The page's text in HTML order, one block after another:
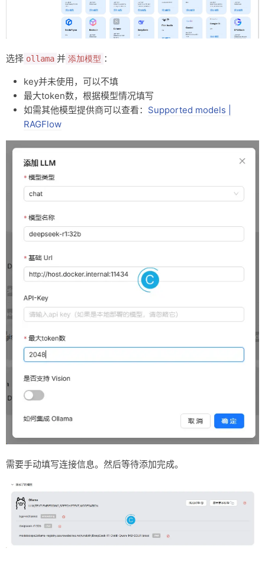
选择 ollama 并 添加模型 ：
key并未使用，可以不填
最大token数，根据模型情况填写
如需其他模型提供商可以查看： Supported models |
RAGFlow
需要手动填写连接信息。然后等待添加完成。